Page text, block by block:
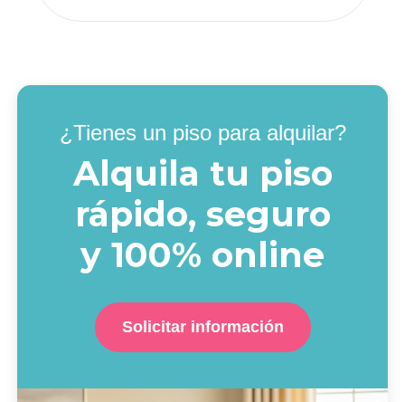
¿Tienes un piso para alquilar?
Alquila tu piso
rápido, seguro
y 100% online
Solicitar información